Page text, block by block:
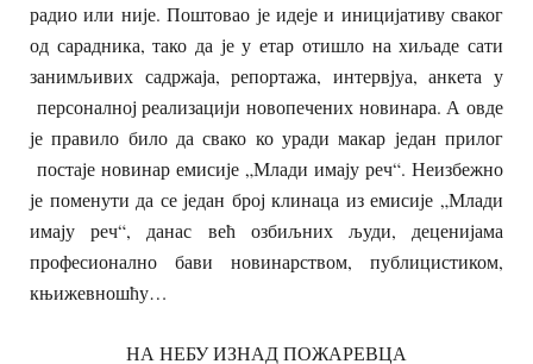
радио или није. Поштовао је идеје и иницијативу сваког
од сарадника, тако да је у етар отишло на хиљаде сати
занимљивих садржаја, репортажа, интервјуа, анкета у
персоналној реализацији новопечених новинара. А овде
је правило било да свако ко уради макар један прилог
постаје новинар емисије „Млади имају реч“. Неизбежно
је поменути да се један број клинаца из емисије „Млади
имају реч“, данас већ озбиљних људи, деценијама
професионално бави новинарством, публицистиком,
књижевношћу…
НА НЕБУ ИЗНАД ПОЖАРЕВЦА